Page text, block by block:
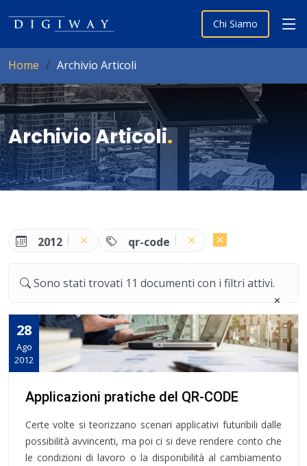
Chi Siamo
Home Archivio Articoli
Archivio Articoli.
2012 qr-code
Sono stati trovati 11 documenti con i filtri attivi.
28
Ago
2012
Applicazioni pratiche del QR-CODE
Certe volte si teorizzano scenari applicativi futuribili dalle
possibilità avvincenti, ma poi ci si deve rendere conto che
le condizioni di lavoro o la disponibilità al cambiamento